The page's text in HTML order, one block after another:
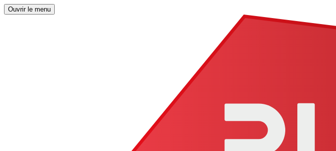
Ouvrir le menu